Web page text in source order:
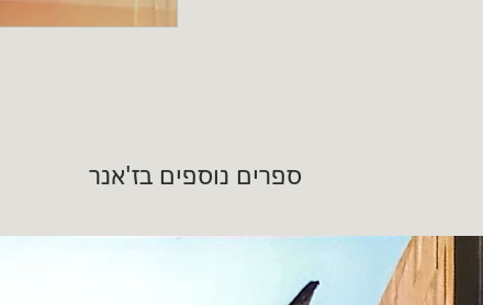
ספרים נוספים בז'אנר